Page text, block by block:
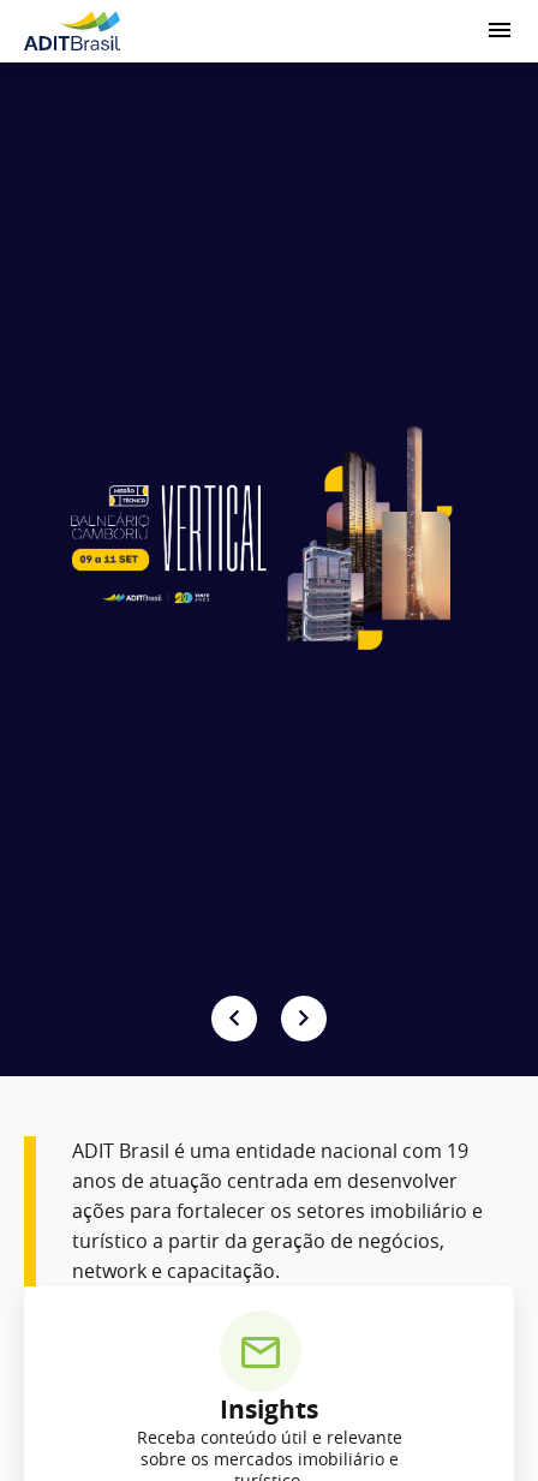
ADIT Brasil é uma entidade nacional com 19
anos de atuação centrada em desenvolver
ações para fortalecer os setores imobiliário e
turístico a partir da geração de negócios,
network e capacitação.
Insights
Receba conteúdo útil e relevante
sobre os mercados imobiliário e